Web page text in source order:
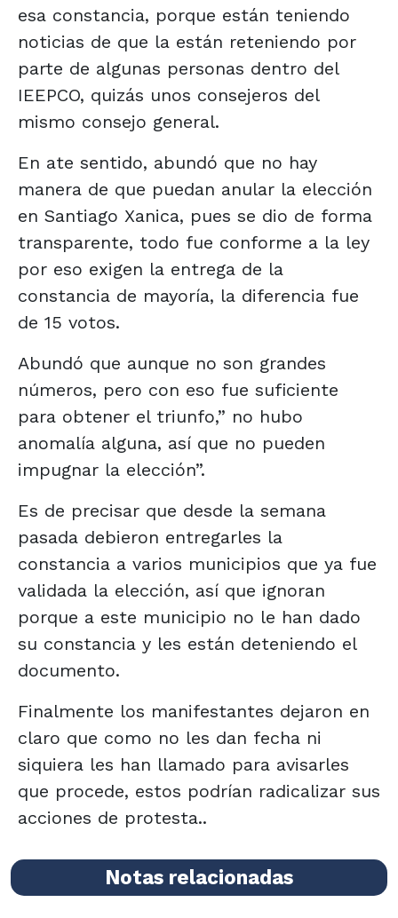
esa constancia, porque están teniendo
noticias de que la están reteniendo por
parte de algunas personas dentro del
IEEPCO, quizás unos consejeros del
mismo consejo general.
En ate sentido, abundó que no hay
manera de que puedan anular la elección
en Santiago Xanica, pues se dio de forma
transparente, todo fue conforme a la ley
por eso exigen la entrega de la
constancia de mayoría, la diferencia fue
de 15 votos.
Abundó que aunque no son grandes
números, pero con eso fue suficiente
para obtener el triunfo,” no hubo
anomalía alguna, así que no pueden
impugnar la elección”.
Es de precisar que desde la semana
pasada debieron entregarles la
constancia a varios municipios que ya fue
validada la elección, así que ignoran
porque a este municipio no le han dado
su constancia y les están deteniendo el
documento.
Finalmente los manifestantes dejaron en
claro que como no les dan fecha ni
siquiera les han llamado para avisarles
que procede, estos podrían radicalizar sus
acciones de protesta..
Notas relacionadas